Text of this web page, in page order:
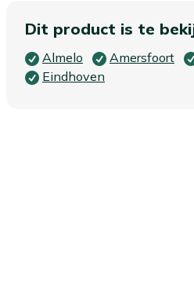
Dit product is te
Almelo Amersfoort
Eindhoven